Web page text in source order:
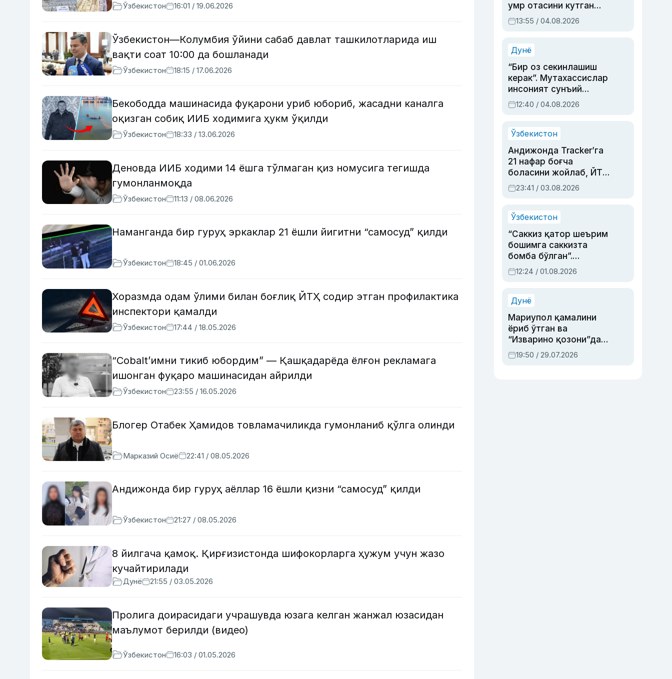
Ўзбекистон 16:01 / 19.06.2026
Ўзбекистон—Колумбия ўйини сабаб давлат ташкилотларида иш
вақти соат 10:00 да бошланади
Ўзбекистон 18:15 / 17.06.2026
Бекободда машинасида фуқарони уриб юбориб, жасадни каналга
оқизган собиқ ИИБ ходимига ҳукм ўқилди
Ўзбекистон 18:33 / 13.06.2026
Деновда ИИБ ходими 14 ёшга тўлмаган қиз номусига тегишда
гумонланмоқда
Ўзбекистон 11:13 / 08.06.2026
Наманганда бир гуруҳ эркаклар 21 ёшли йигитни “самосуд” қилди
Ўзбекистон 18:45 / 01.06.2026
Хоразмда одам ўлими билан боғлиқ ЙТҲ содир этган профилактика
инспектори қамалди
Ўзбекистон 17:44 / 18.05.2026
“Cobalt’имни тикиб юбордим” — Қашқадарёда ёлғон рекламага
ишонган фуқаро машинасидан айрилди
Ўзбекистон 23:55 / 16.05.2026
Блогер Отабек Ҳамидов товламачиликда гумонланиб қўлга олинди
Марказий Осиё 22:41 / 08.05.2026
Андижонда бир гуруҳ аёллар 16 ёшли қизни “самосуд” қилди
Ўзбекистон 21:27 / 08.05.2026
8 йилгача қамоқ. Қирғизистонда шифокорларга ҳужум учун жазо
кучайтирилади
Дунё 21:55 / 03.05.2026
Пролига доирасидаги учрашувда юзага келган жанжал юзасидан
маълумот берилди (видео)
Ўзбекистон 16:03 / 01.05.2026
умр отасини кутган
актриса ва дубльяж
устаси Римма
синовларга тўла ҳаёти
13:55 / 04.08.2026
Дунё
“Бир оз секинлашиш
керак”. Мутахассислар
инсоният сунъий
интеллектни бошқара
олмай қолишидан
12:40 / 04.08.2026
Ўзбекистон
Андижонда Tracker’га
21 нафар боғча
боласини жойлаб, ЙТҲ
содир этган аёлга суд
ҳукми ўқилди
23:41 / 03.08.2026
Ўзбекистон
“Саккиз қатор шеърим
бошимга саккизта
бомба бўлган”.
Абдулла Ориповни
сиёсий айбловлардан
12:24 / 01.08.2026
Дунё
Мариупол қамалини
ёриб ўтган ва
“Изварино қозони”дан
чиққан қаҳрамон —
Украина армияси бош
19:50 / 29.07.2026